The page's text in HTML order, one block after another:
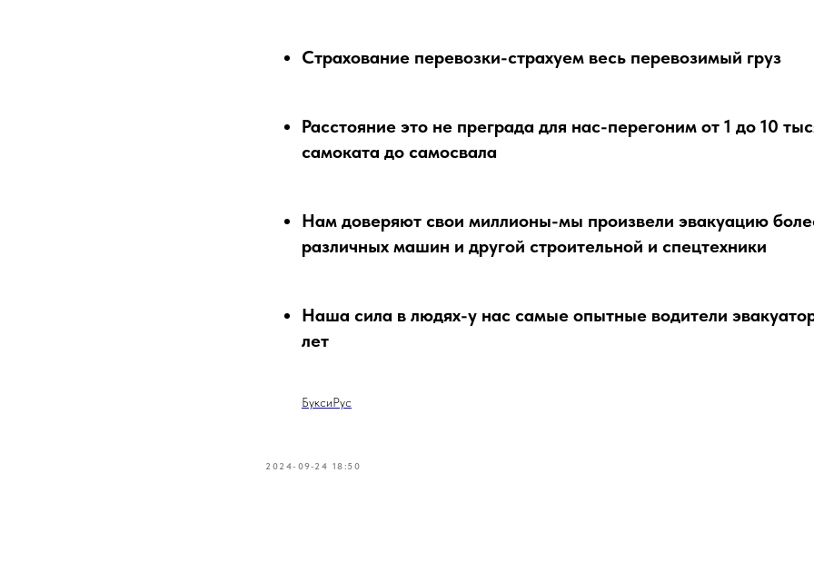
Страхование перевозки-страхуем весь перевозимый груз
Расстояние это не преграда для нас-перегоним от 1 до 10
самоката до самосвала
Нам доверяют свои миллионы-мы произвели эвакуацию
различных машин и другой строительной и спецтехники
Наша сила в людях-у нас самые опытные водители
лет
БуксиРус
2024-09-24 18:50